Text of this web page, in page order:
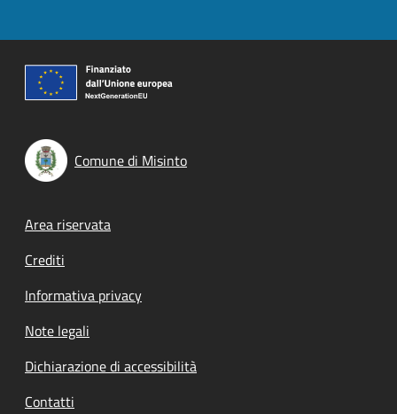
Comune di Misinto
Footer menu
Area riservata
Crediti
Informativa privacy
Note legali
Dichiarazione di accessibilità
Contatti